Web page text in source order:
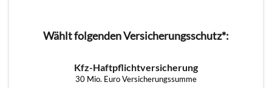
Wählt folgenden Versicherungsschutz*:
Kfz-Haftpflichtversicherung
30 Mio. Euro Versicherungssumme